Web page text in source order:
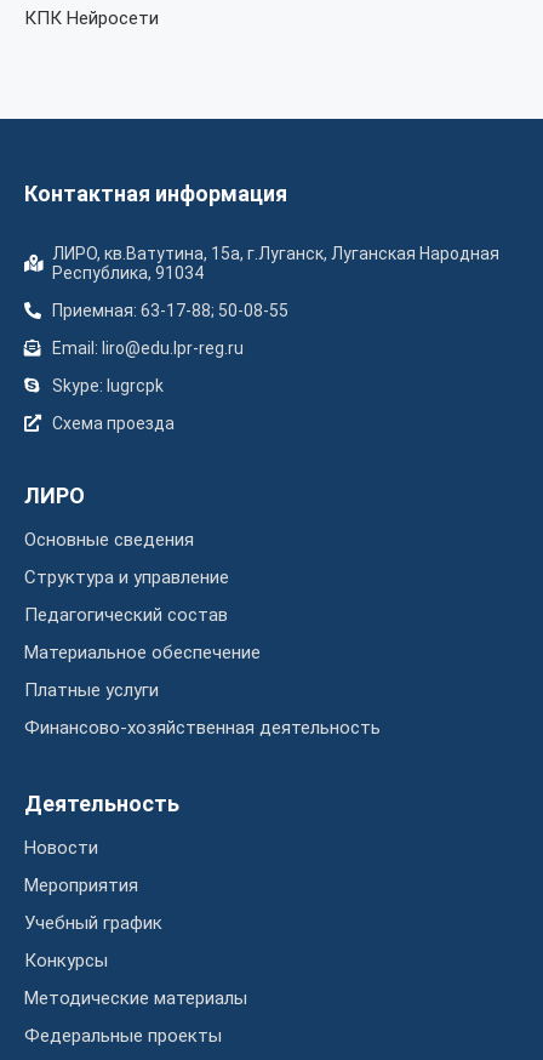
КПК Нейросети
Контактная информация
ЛИРО, кв.Ватутина, 15а, г.Луганск, Луганская Народная
Республика, 91034
Приемная: 63-17-88; 50-08-55
Email: liro@edu.lpr-reg.ru
Skype: lugrcpk
Схема проезда
ЛИРО
Основные сведения
Структура и управление
Педагогический состав
Материальное обеспечение
Платные услуги
Финансово-хозяйственная деятельность
Деятельность
Новости
Мероприятия
Учебный график
Конкурсы
Методические материалы
Федеральные проекты